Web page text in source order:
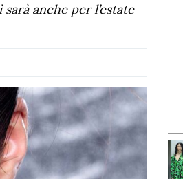
anche per l’estate